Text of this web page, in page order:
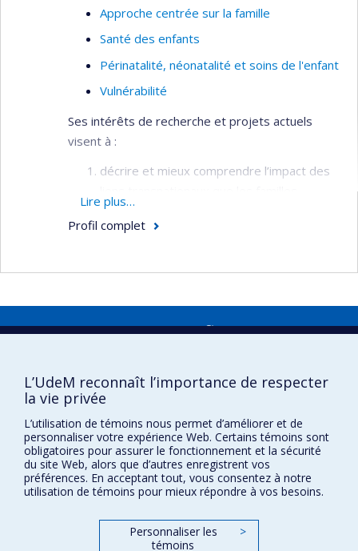
Approche centrée sur la famille
Santé des enfants
Périnatalité, néonatalité et soins de l'enfant
Vulnérabilité
Ses intérêts de recherche et projets actuels
visent à :
décrire et mieux comprendre l’impact des
migrantes avec enfants maintiennent avec
leur pays d’origine; et
programmes qui appuient des familles
expériences et contextes transnationaux
Lire plus…
Profil complet
Faculté des sciences infirmières
2375, chemin de la Côte-Sainte-Catherine
Montréal (Québec) H3T 1A8
Lien Google Maps
Nous joindre
Plan du site
Accessibilité
L’UdeM reconnaît l’importance de respecter
la vie privée
L’utilisation de témoins nous permet d’améliorer et de
personnaliser votre expérience Web. Certains témoins sont
obligatoires pour assurer le fonctionnement et la sécurité
du site Web, alors que d’autres enregistrent vos
préférences. En acceptant tout, vous consentez à notre
utilisation de témoins pour mieux répondre à vos besoins.
Personnaliser les
témoins
>